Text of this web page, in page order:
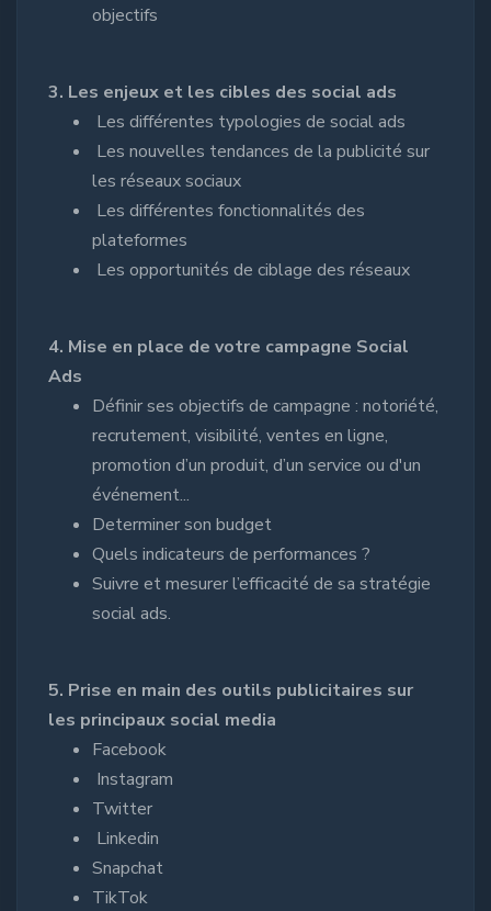
objectifs
3. Les enjeux et les cibles des social ads
Les différentes typologies de social ads
Les nouvelles tendances de la publicité sur
les réseaux sociaux
Les différentes fonctionnalités des
plateformes
Les opportunités de ciblage des réseaux
4. Mise en place de votre campagne Social
Ads
Définir ses objectifs de campagne : notoriété,
recrutement, visibilité, ventes en ligne,
promotion d’un produit, d’un service ou d'un
événement...
Determiner son budget
Quels indicateurs de performances ?
Suivre et mesurer l’efficacité de sa stratégie
social ads.
5. Prise en main des outils publicitaires sur
les principaux social media
Facebook
Instagram
Twitter
Linkedin
Snapchat
TikTok